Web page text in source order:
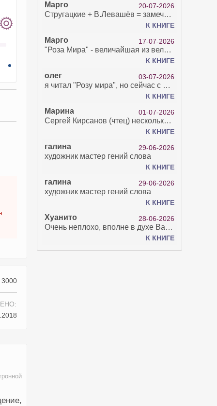
3000
Марго 20-07-2026
Стругацкие + В.Левашёв = замечательно!
К КНИГЕ
Марго 17-07-2026
"Роза Мира" - величайшая из великих Книг - она отвечает на все вопросы, прочитать её нелегко...
К КНИГЕ
олег 03-07-2026
я читал "Розу мира", но сейчас с возрастом зрение рухнуло. Но хочется ещё почитать. Просто захватывает. Хорошо, что есть А КНИГА. Спасибо за вашу работу.
К КНИГЕ
Марина 01-07-2026
Сергей Кирсанов (чтец) несколько раз рыгнул в микрофон. В наушниках это было хорошо слышно и сильно неприятно. Я понимаю, что это бесплатная аудиокнига, но не до такой же степени наплевать на слушателя..
К КНИГЕ
галина 29-06-2026
художник мастер гений слова
К КНИГЕ
галина 29-06-2026
художник мастер гений слова
К КНИГЕ
Хуанито 28-06-2026
Очень неплохо, вполне в духе Варго!)
К КНИГЕ